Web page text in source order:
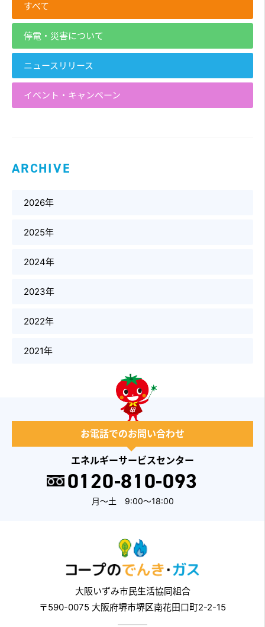
すべて
停電・災害について
ニュースリリース
イベント・キャンペーン
ARCHIVE
2026年
2025年
2024年
2023年
2022年
2021年
お電話でのお問い合わせ
エネルギーサービスセンター
0120-810-093
月～土 9:00～18:00
大阪いずみ市民生活協同組合
〒590-0075 大阪府堺市堺区南花田口町2-2-15